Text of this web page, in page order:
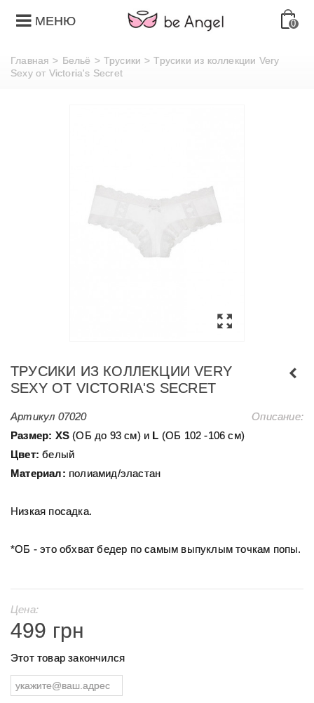
МЕНЮ 0
Главная > Бельё > Трусики > Трусики из коллекции Very
Sexy от Victoria's Secret
ТРУСИКИ ИЗ КОЛЛЕКЦИИ VERY
SEXY ОТ VICTORIA'S SECRET
Артикул 07020
Описание:
Размер: ХS (ОБ до 93 см) и L (ОБ 102 -106 см)
Цвет:белый
Материал: полиамид/эластан
Низкая посадка.
*ОБ - это обхват бедер по самым выпуклым точкам попы.
Цена:
499 грн
Этот товар закончился